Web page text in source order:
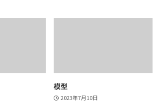
模型
2023年7月10日